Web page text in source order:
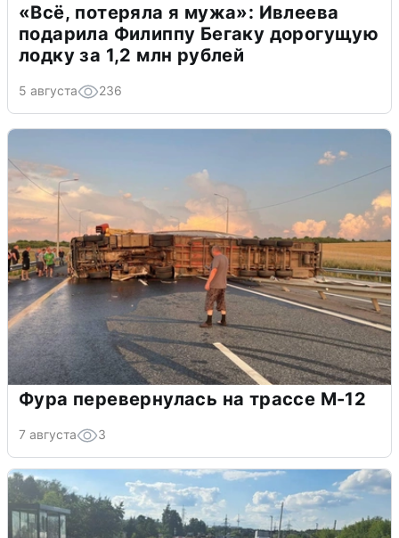
«Всё, потеряла я мужа»: Ивлеева
подарила Филиппу Бегаку дорогущую
лодку за 1,2 млн рублей
5 августа 236
Фура перевернулась на трассе М-12
7 августа 3